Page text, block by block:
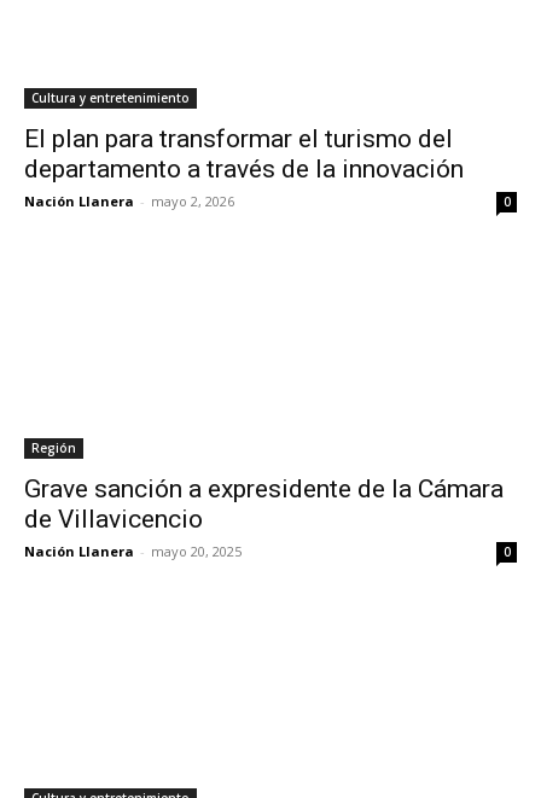
Cultura y entretenimiento
El plan para transformar el turismo del
departamento a través de la innovación
Nación Llanera - mayo 2, 2026 0
Región
Grave sanción a expresidente de la Cámara
de Villavicencio
Nación Llanera - mayo 20, 2025 0